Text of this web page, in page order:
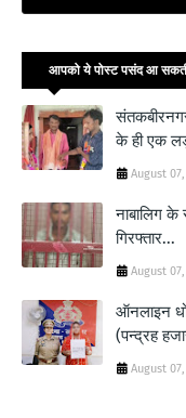
आपको ये पोस्ट पसंद आ
के ही एक
August
नाबालिग
गिरफ्तार...
August
ऑनलाइन
(पन्द्रह
August